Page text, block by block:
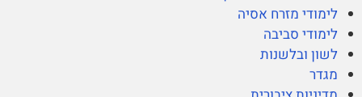
לימודי מזרח אסיה
לימודי סביבה
לשון ובלשנות
מגדר